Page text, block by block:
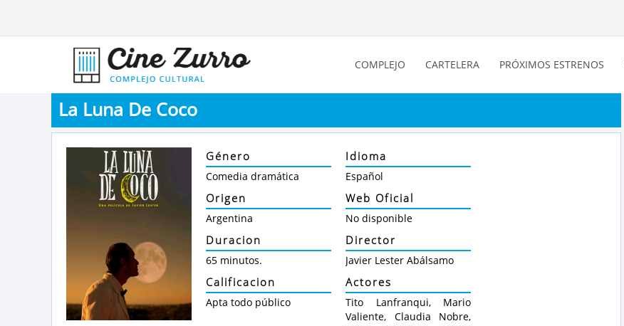
COMPLEJO CARTELERA PRÓXIMOS ESTRENOS
La Luna De Coco
Género
Comedia dramática
Idioma
Español
Origen
Argentina
Web Oficial
No disponible
Duracion
65 minutos.
Director
Javier Lester Abálsamo
Calificacion
Apta todo público
Actores
Tito Lanfranqui, Mario
Valiente, Claudia Nobre,